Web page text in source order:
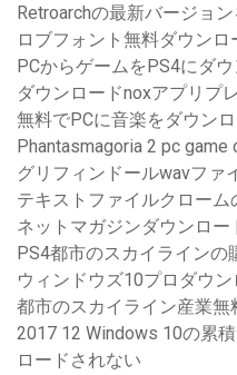
Retroarchの最新バージョ
ロブフォント無料ダウンロ
PCからゲームをPS4にダ
ダウンロードnoxアプリプ
無料でPCに音楽をダウン
Phantasmagoria 2 pc game
グリフィンドールwavファ
テキストファイルクローム
ネットマガジンダウンロー
PS4都市のスカイライン
ウィンドウズ10プロダウン
都市のスカイライン産業
2017 12 Windows 10の累
ロードされない